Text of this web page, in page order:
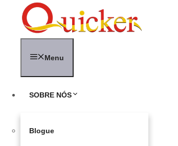
conteúdo
Menu
SOBRE NÓS
Blogue